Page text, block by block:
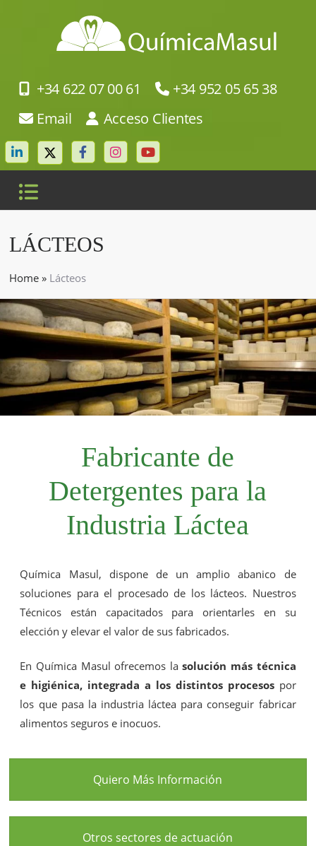
+34 622 07 00 61
+34 952 05 65 38
Email
Acceso Clientes
LÁCTEOS
Home » Lácteos
Fabricante de
Detergentes para la
Industria Láctea
Química Masul, dispone de un amplio abanico de
soluciones para el procesado de los lácteos. Nuestros
Técnicos están capacitados para orientarles en su
elección y elevar el valor de sus fabricados.
En Química Masul ofrecemos lasolución más técnica
e higiénica, integrada a los distintos procesospor
los que pasa la industria láctea para conseguir fabricar
alimentos seguros e inocuos.
Quiero Más Información
Otros sectores de actuación